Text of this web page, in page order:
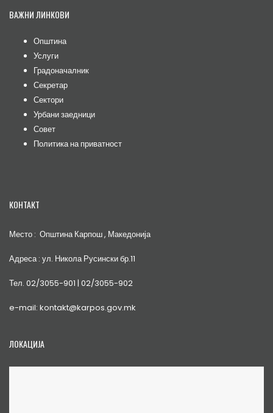
ВАЖНИ ЛИНКОВИ
Општина
Услуги
Градоначалник
Секретар
Сектори
Урбани заедници
Совет
Политика на приватност
КОНТАКТ
Место : Општина Карпош , Македонија
Адреса : ул. Никола Русински бр.11
Тел. 02/3055-901 | 02/3055-902
e-mail: kontakt@karpos.gov.mk
ЛОКАЦИЈА